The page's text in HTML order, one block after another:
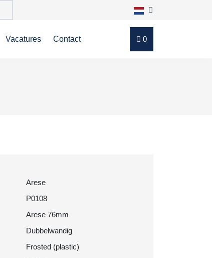
Vacatures Contact 0
Arese
P0108
Arese 76mm
Dubbelwandig
Frosted (plastic)